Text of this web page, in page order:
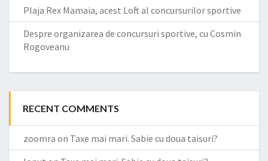
Plaja Rex Mamaia, acest Loft al concursurilor sportive
Despre organizarea de concursuri sportive, cu Cosmin
Rogoveanu
RECENT COMMENTS
zoomra on Taxe mai mari. Sabie cu doua taisuri?